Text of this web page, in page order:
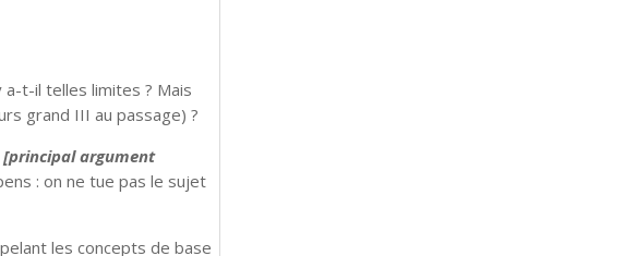
t-il telles limites ? Mais
grand III au passage) ?
argument
: on ne tue pas le sujet
les concepts de base